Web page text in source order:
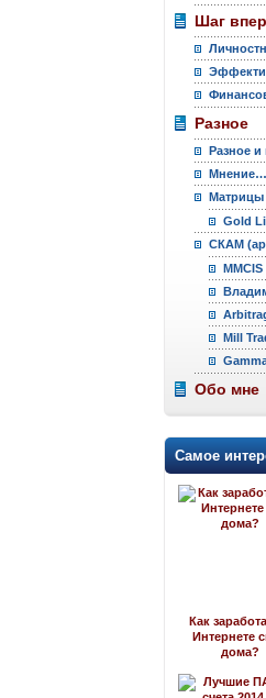
Шаг
Разное
Разное и
Мнение…
Матрицы
Gold
СКАМ
Mill
Обо мне
Самое
Как
Интернете
дома?